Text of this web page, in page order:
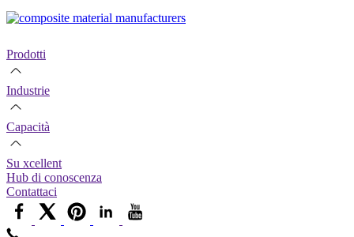
Prodotti
Industrie
Capacità
Su xcellent
Hub di conoscenza
Contattaci